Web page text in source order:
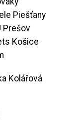
Piešťany
Prešov
Košice
Kolářová